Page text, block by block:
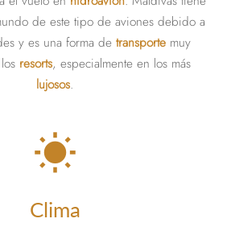
de este tipo de aviones debido a
y es una forma de transportemuy
resorts, especialmente en los más
lujosos.
wb_sunny
Clima